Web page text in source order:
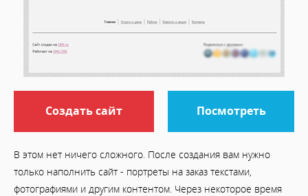
Создать сайт Посмотреть
В этом нет ничего сложного. После создания вам нужно
только наполнить сайт - портреты на заказ текстами,
фотографиями и другим контентом. Через некоторое время